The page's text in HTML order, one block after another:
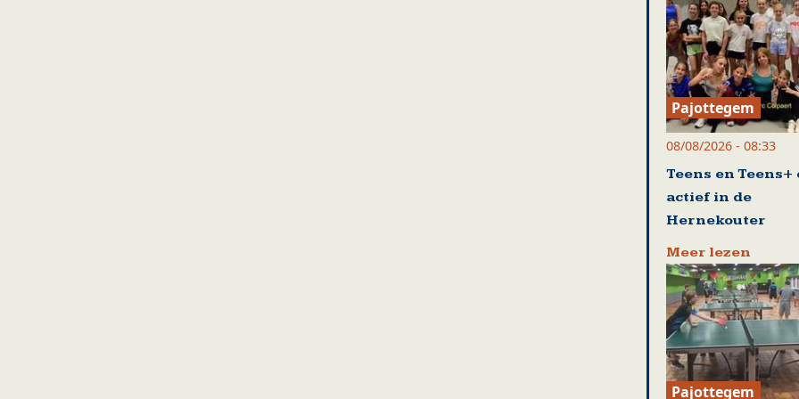
Pajottegem
08/08/2026 - 08:33
Teens en Teens+
actief in de
Hernekouter
Meer lezen
Pajottegem